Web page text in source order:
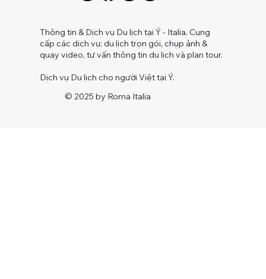
Thông tin & Dịch vụ Du lịch tại Ý - Italia. Cung
cấp các dịch vụ: du lịch trọn gói, chụp ảnh &
quay video, tư vấn thông tin du lịch và plan tour.
Dịch vụ Du lịch cho người Việt tại Ý.
© 2025 by Roma Italia